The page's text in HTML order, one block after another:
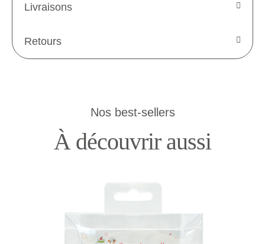
Livraisons
Retours
Nos best-sellers
À découvrir aussi